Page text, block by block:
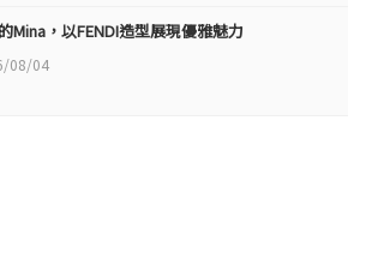
Mina，以FENDI造型展現優雅魅力
08/04